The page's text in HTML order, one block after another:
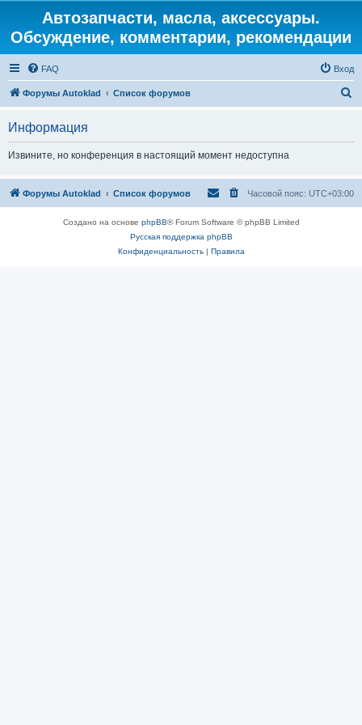
Автозапчасти, масла, аксессуары.
Обсуждение, комментарии, рекомендации
FAQ Вход
Форумы Autoklad Список форумов
Информация
Извините, но конференция в настоящий момент недоступна
Форумы Autoklad Список форумов Часовой пояс: UTC+03:00
Создано на основе phpBB® Forum Software © phpBB Limited
Русская поддержка phpBB
Конфиденциальность| Правила